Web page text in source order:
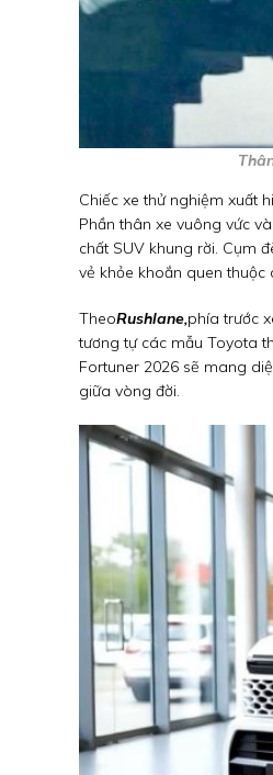
Chiếc xe thử nghiệm xuất
Phần thân xe vuông vức
chất SUV khung rời. Cụm
vẻ khỏe khoắn quen thuộc
TheoRushlane,phía trước
tương tự các mẫu Toyota
Fortuner 2026 sẽ mang
giữa vòng đời.